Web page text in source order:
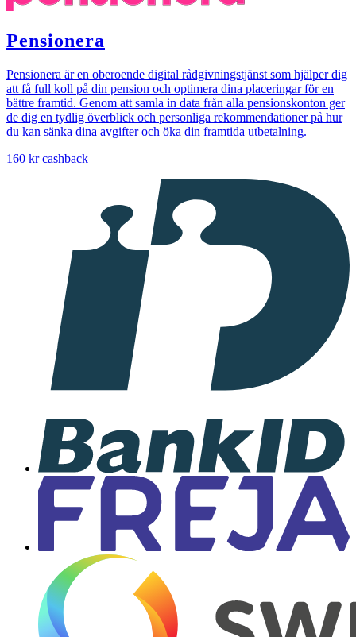
Pensionera
Pensionera är en oberoende digital rådgivningstjänst som hjälper dig
att få full koll på din pension och optimera dina placeringar för en
bättre framtid. Genom att samla in data från alla pensionskonton ger
de dig en tydlig överblick och personliga rekommendationer på hur
du kan sänka dina avgifter och öka din framtida utbetalning.
160 krcashback